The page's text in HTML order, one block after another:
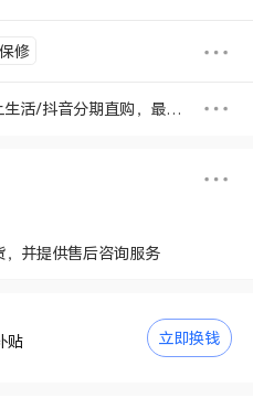
修
花呗/白条/信用卡/掌上生活/抖音分期直购，最高享6期免息
并提供售后咨询服务
贴 立即换钱